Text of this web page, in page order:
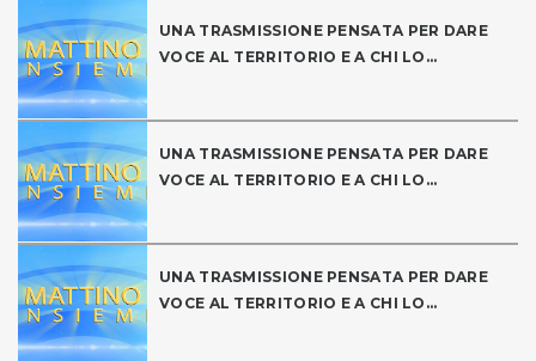
UNA TRASMISSIONE PENSATA PER DARE
VOCE AL TERRITORIO E A CHI LO...
UNA TRASMISSIONE PENSATA PER DARE
VOCE AL TERRITORIO E A CHI LO...
UNA TRASMISSIONE PENSATA PER DARE
VOCE AL TERRITORIO E A CHI LO...